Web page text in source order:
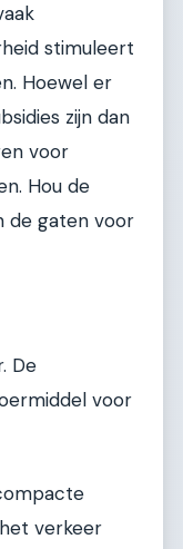
stimuleert
Hoewel er
zijn dan
voor
Hou de
de gaten voor
De
voor
verkeer